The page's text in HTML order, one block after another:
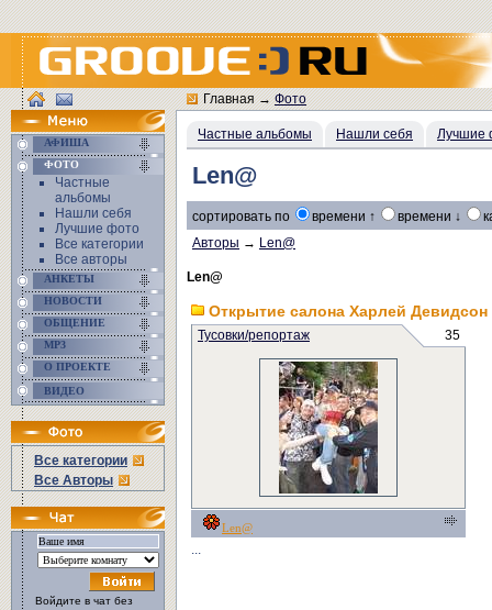
АФИША
ФОТО
Частные
альбомы
Нашли себя
Лучшие фото
Все категории
Все авторы
АНКЕТЫ
НОВОСТИ
ОБЩЕНИЕ
MP3
О ПРОЕКТЕ
ВИДЕО
Все категории
Все Авторы
Войдите в чат без
Главная→Фото
Частные альбомы Нашли себя Лучшие
Len@
сортировать по времени ↑ времени ↓
Авторы → Len@
Len@
Открытие салона Харлей Девидсон
Тусовки/репортаж 35
Len@
...